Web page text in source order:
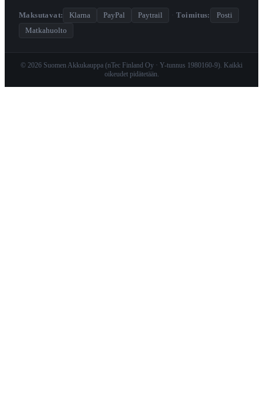
Maksutavat: Klarna PayPal Paytrail · Toimitus:
Posti
Matkahuolto
© 2026 Suomen Akkukauppa (nTec Finland Oy · Y-tunnus 1980160-9). Kaikki
oikeudet pidätetään.